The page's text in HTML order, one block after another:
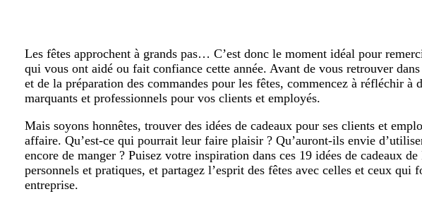
Les fêtes approchent à grands pas… C’est donc le moment idéal pour
qui vous ont aidé ou fait confiance cette année. Avant de vous retrouver
et de la préparation des commandes pour les fêtes, commencez à réfléchir à
marquants et professionnels pour vos clients et employés.
Mais soyons honnêtes, trouver des idées de cadeaux pour ses clients et
affaire. Qu’est-ce qui pourrait leur faire plaisir ? Qu’auront-ils envie
encore de manger ? Puisez votre inspiration dans ces 19 idées de cadeaux
personnels et pratiques, et partagez l’esprit des fêtes avec celles et ceux qui
entreprise.